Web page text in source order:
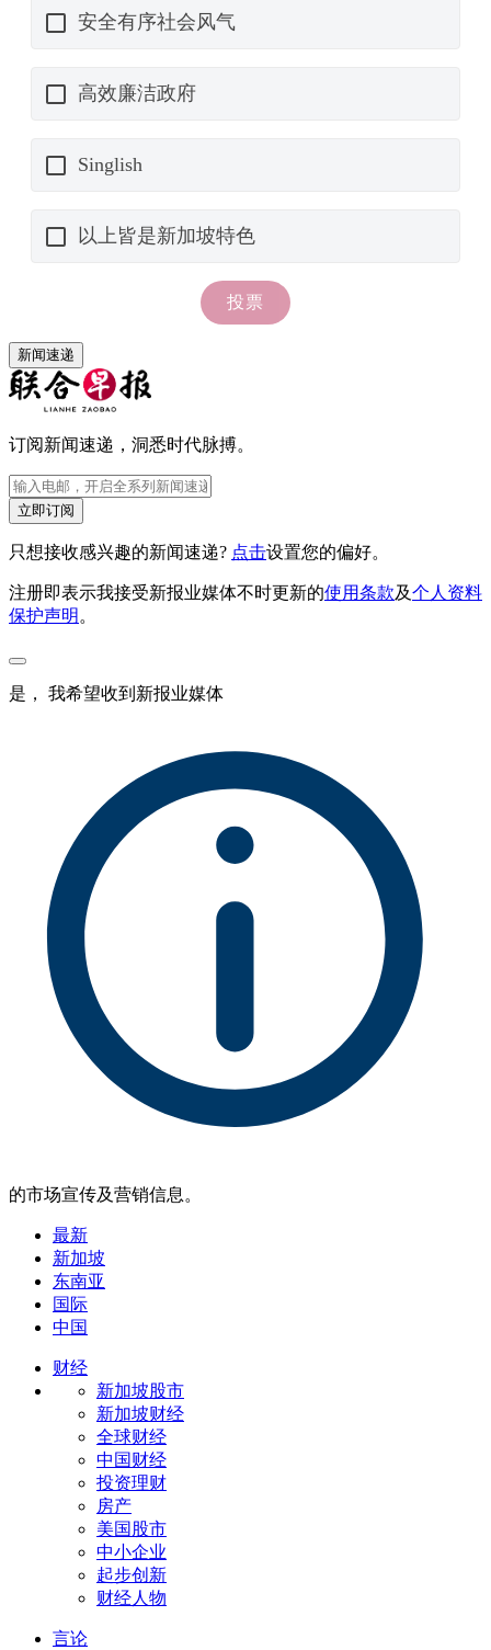
新闻速递
订阅新闻速递，洞悉时代脉搏。
立即订阅
只想接收感兴趣的新闻速递? 点击设置您的偏好。
注册即表示我接受新报业媒体不时更新的使用条款及个人资料
保护声明。
是， 我希望收到新报业媒体
的市场宣传及营销信息。
最新
新加坡
东南亚
国际
中国
财经
新加坡股市
新加坡财经
全球财经
中国财经
投资理财
房产
美国股市
中小企业
起步创新
财经人物
言论